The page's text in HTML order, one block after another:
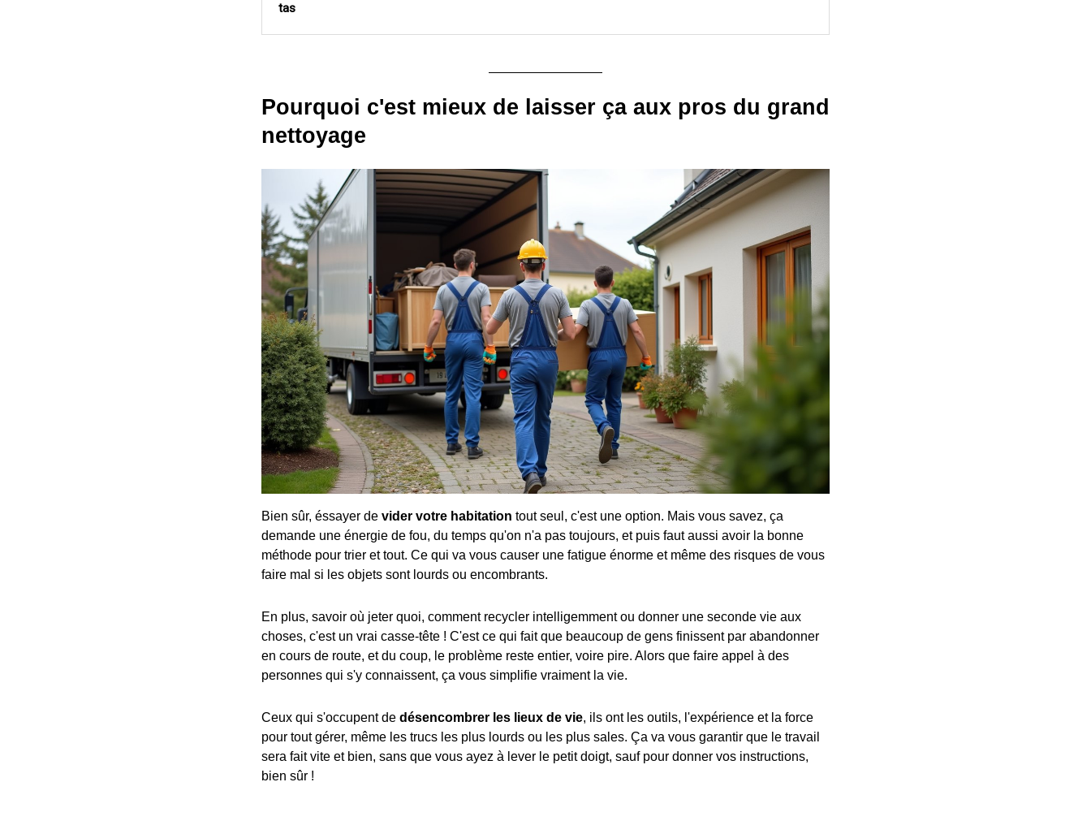
tas
Pourquoi c'est mieux de laisser ça aux pros du grand
nettoyage
Bien sûr, éssayer de vider votre habitation tout seul, c'est une option. Mais vous savez, ça
demande une énergie de fou, du temps qu'on n'a pas toujours, et puis faut aussi avoir la bonne
méthode pour trier et tout. Ce qui va vous causer une fatigue énorme et même des risques de vous
faire mal si les objets sont lourds ou encombrants.
En plus, savoir où jeter quoi, comment recycler intelligemment ou donner une seconde vie aux
choses, c'est un vrai casse-tête ! C'est ce qui fait que beaucoup de gens finissent par abandonner
en cours de route, et du coup, le problème reste entier, voire pire. Alors que faire appel à des
personnes qui s'y connaissent, ça vous simplifie vraiment la vie.
Ceux qui s'occupent de désencombrer les lieux de vie, ils ont les outils, l'expérience et la force
pour tout gérer, même les trucs les plus lourds ou les plus sales. Ça va vous garantir que le travail
sera fait vite et bien, sans que vous ayez à lever le petit doigt, sauf pour donner vos instructions,
bien sûr !